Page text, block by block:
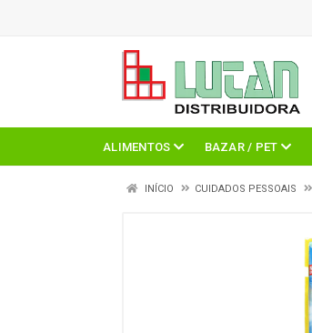
ALIMENTOS BAZAR / PET
INÍCIO CUIDADOS PESSOAIS